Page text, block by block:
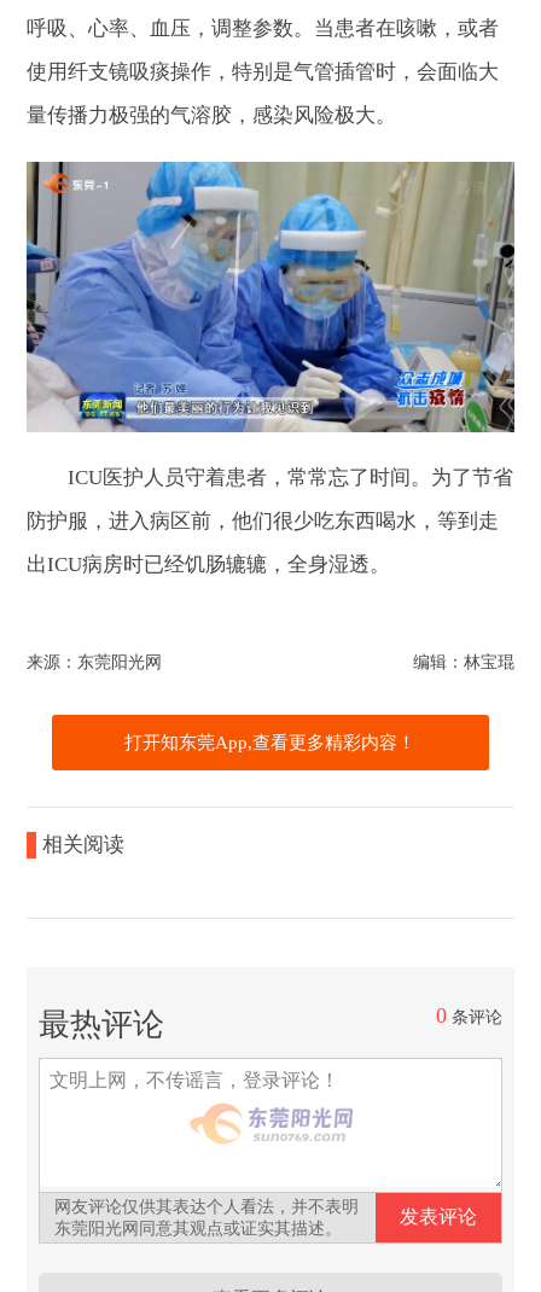
呼吸、心率、血压，调整参数。当患者在咳嗽，或者
使用纤支镜吸痰操作，特别是气管插管时，会面临大
量传播力极强的气溶胶，感染风险极大。
ICU医护人员守着患者，常常忘了时间。为了节省
防护服，进入病区前，他们很少吃东西喝水，等到走
出ICU病房时已经饥肠辘辘，全身湿透。
来源：东莞阳光网 编辑：林宝琨
打开知东莞App,查看更多精彩内容！
相关阅读
最热评论 0 条评论
网友评论仅供其表达个人看法，并不表明
东莞阳光网同意其观点或证实其描述。